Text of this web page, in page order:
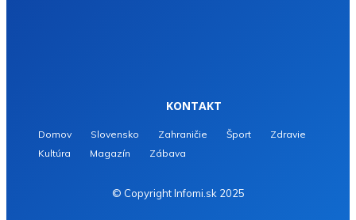
KONTAKT
Domov Slovensko Zahraničie Šport
Zdravie
Kultúra
Magazín Zábava
© Copyright Infomi.sk 2025